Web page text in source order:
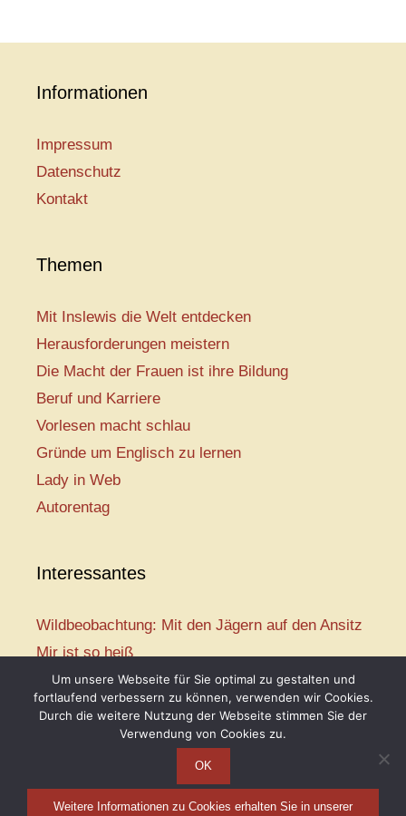
Informationen
Impressum
Datenschutz
Kontakt
Themen
Mit Inslewis die Welt entdecken
Herausforderungen meistern
Die Macht der Frauen ist ihre Bildung
Beruf und Karriere
Vorlesen macht schlau
Gründe um Englisch zu lernen
Lady in Web
Autorentag
Interessantes
Wildbeobachtung: Mit den Jägern auf den Ansitz
Mir ist so heiß
Mission: Rettungsschwimmer
Vogelwelt-Entdeckertour
Abenteuer Schulanfang
Um unsere Webseite für Sie optimal zu gestalten und
fortlaufend verbessern zu können, verwenden wir Cookies.
Durch die weitere Nutzung der Webseite stimmen Sie der
Verwendung von Cookies zu.
OK
Weitere Informationen zu Cookies erhalten Sie in unserer